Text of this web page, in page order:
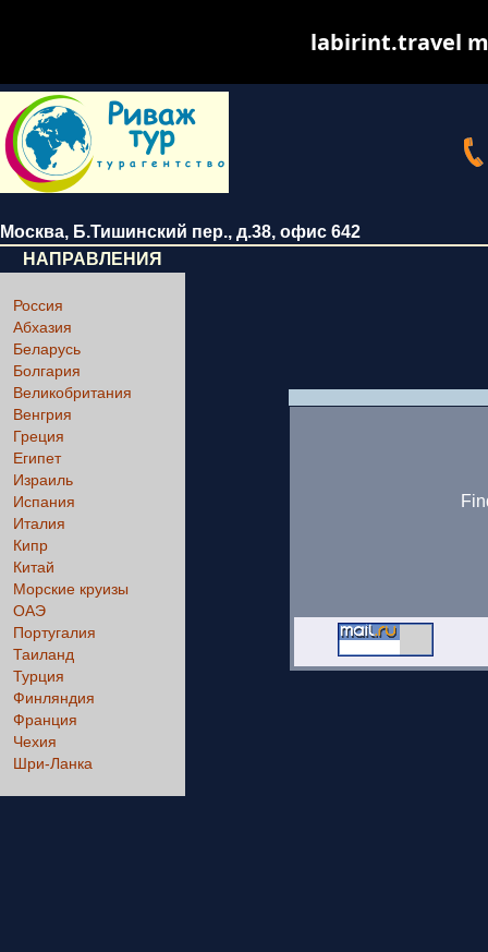
Москва, Б.Тишинский пер., д.38, офис 642
НАПРАВЛЕНИЯ
Россия
Абхазия
Беларусь
Болгария
Великобритания
Венгрия
Греция
Египет
Израиль
Испания
Италия
Кипр
Китай
Морские круизы
ОАЭ
Португалия
Таиланд
Турция
Финляндия
Франция
Чехия
Шри-Ланка
labirint.travel